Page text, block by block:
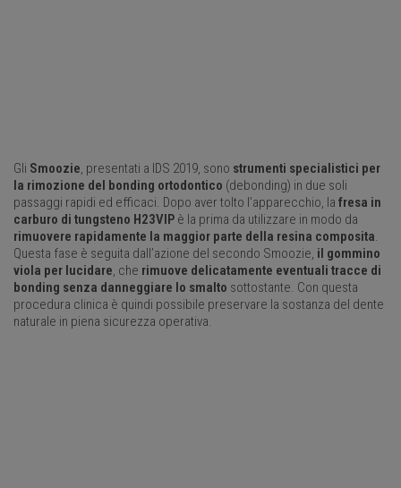
Gli Smoozie, presentati a IDS 2019, sono strumenti specialistici per
la rimozione del bonding ortodontico (debonding) in due soli
passaggi rapidi ed efficaci. Dopo aver tolto l’apparecchio, la fresa in
carburo di tungsteno H23VIP è la prima da utilizzare in modo da
rimuovere rapidamente la maggior parte della resina composita.
Questa fase è seguita dall’azione del secondo Smoozie, il gommino
viola per lucidare, che rimuove delicatamente eventuali tracce di
bonding senza danneggiare lo smalto sottostante. Con questa
procedura clinica è quindi possibile preservare la sostanza del dente
naturale in piena sicurezza operativa.